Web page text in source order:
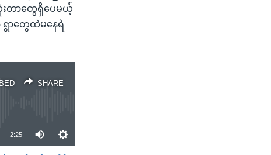
တာတွေရှိပေမယ့်
ာတွေထဲမနေရဲ
SHARE
2:25